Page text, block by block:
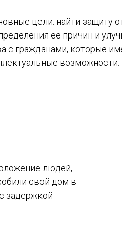
цели: найти защиту
ее причин и
с гражданами, которые
возможности.
людей,
свой дом в
задержкой